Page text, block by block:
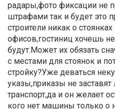
радары,фото фиксации не
штрафами так и будет это
строители никак о
офисов,гостиниц хочешь
будут.Может их обязать
с местами для стоянок и
стройку?Уже деваться
указы,приказы не
транспорт,да и он желает
кого нет машины только о